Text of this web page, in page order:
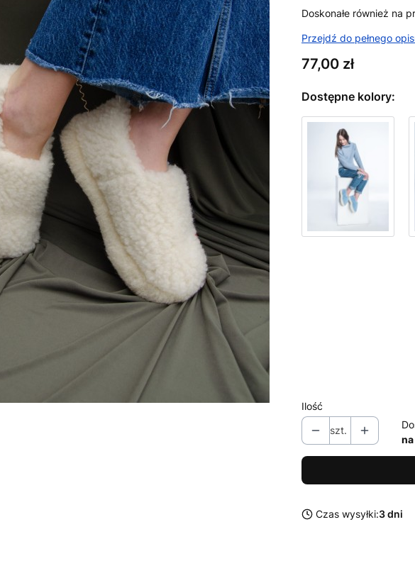
Doskonałe również na
Przejdź do pełnego
Cena
77,00 zł
Dostępne kolory:
Ilość
szt.
Czas wysyłki:3 dni